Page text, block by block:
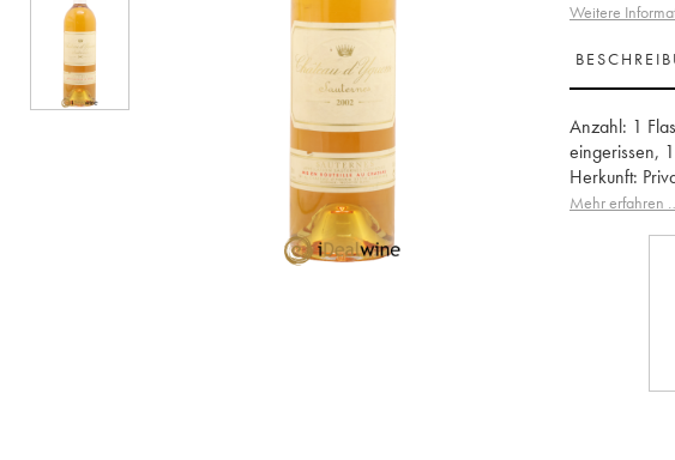
Weitere
Anzahl: 1
eingerissen,
Herkunft:
Appellation:
Mehr erfahren